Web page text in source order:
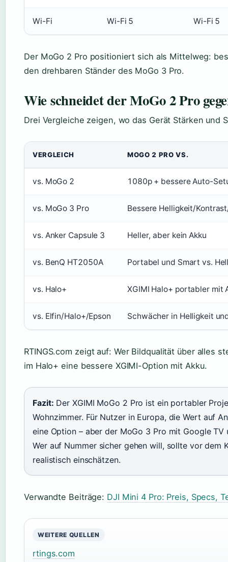
Wi-Fi Wi-Fi 5 Wi-Fi 5
Der MoGo 2 Pro positioniert sich als Mittelweg:
den drehbaren Ständer des MoGo 3 Pro.
Wie schneidet der MoGo 2 Pro
Drei Vergleiche zeigen, wo das Gerät Stärken und
VERGLEICH MOGO 2 PRO VS.
vs. MoGo 2 1080p + bessere Auto-
vs. MoGo 3 Pro Bessere Helligkeit/
vs. Anker Capsule 3 Heller, aber kein Akku
vs. BenQ HT2050A Portabel und Smart vs.
vs. Halo+ XGIMI Halo+ portabler mit
vs. Elfin/Halo+/Epson Schwächer in Helligkeit
RTINGS.com zeigt auf: Wer Bildqualität über alles
im Halo+ eine bessere XGIMI-Option mit Akku.
Fazit: Der XGIMI MoGo 2 Pro ist ein portabler
Wohnzimmer. Für Nutzer in Europa, die Wert auf
eine Option – aber der MoGo 3 Pro mit Google
Wer auf Nummer sicher gehen will, sollte vor dem
realistisch einschätzen.
Verwandte Beiträge: DJI Mini 4 Pro: Preis, Specs,
WEITERE QUELLEN
rtings.com